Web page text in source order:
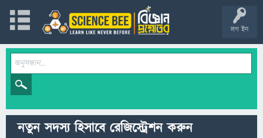
লগ ইন
নতুন সদস্য হিসাবে রেজিস্ট্রেশন করুন